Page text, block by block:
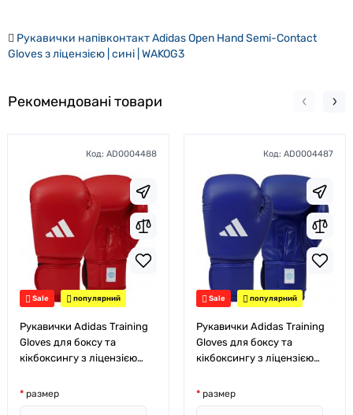
Рукавички напівконтакт Adidas Open Hand Semi-Contact
Gloves з ліцензією | сині | WAKOG3
Рекомендовані товари
Код: AD0004488
Sale популярний
Рукавички Adidas Training
Gloves для боксу та
кікбоксингу з ліцензією
ADIWAKOG2
размер
Код: AD0004487
Sale популярний
Рукавички Adidas Training
Gloves для боксу та
кікбоксингу з ліцензією
размер